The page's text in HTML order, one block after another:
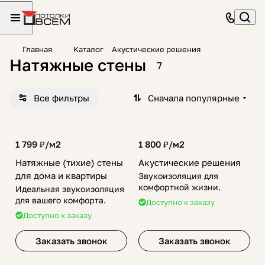
Главная Каталог Акустические решения
Натяжные стены 7
Все фильтры Сначала популярные
1 799 ₽/м2
Натяжные (тихие) стены
для дома и квартиры
Идеальная звукоизоляция
для вашего комфорта.
Доступно к заказу
Заказать звонок
1 800 ₽/м2
Акустические решения
Звукоизоляция для
комфортной жизни.
Доступно к заказу
Заказать звонок